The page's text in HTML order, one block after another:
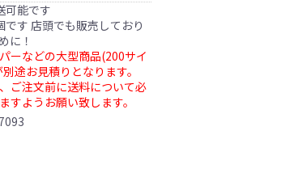
可能です
す 店頭でも販売しており
に！
ーなどの大型商品(200サイ
途お見積りとなります。
ご注文前に送料について必
すようお願い致します。